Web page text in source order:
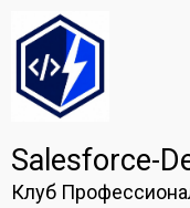
Salesforce-
Клуб